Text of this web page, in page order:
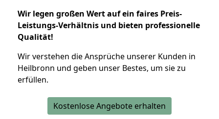
Wir legen großen Wert auf ein faires Preis-
Leistungs-Verhältnis und bieten professionelle
Qualität!
Wir verstehen die Ansprüche unserer Kunden in
Heilbronn und geben unser Bestes, um sie zu
erfüllen.
Kostenlose Angebote erhalten